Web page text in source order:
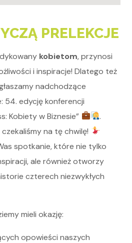
PRELEKCJE
kobietom, przynosi
i inspiracje! Dlatego też
nadchodzące
54. edycję konferencji
Kobiety w Biznesie”
.
na tę chwilę!
spotkanie, które nie tylko
ale również otworzy
czterech niezwykłych
mieli okazję:
opowieści naszych